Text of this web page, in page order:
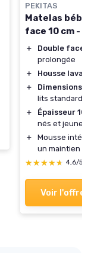
PEKITAS
Matelas bébé
face 10 cm -
＋ Double face
prolongée
＋
Housse
＋
Dimensions
lits standards
＋
Épaisseur 10
nés et jeunes
＋
Mousse
un maintien
★★★★★
★★★★★ 4,6/5
Voir l'offre